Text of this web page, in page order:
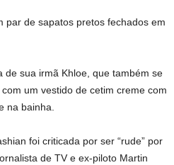
par de sapatos pretos fechados em
de sua irmã Khloe, que também se
um vestido de cetim creme com
na bainha.
foi criticada por ser “rude” por
de TV e ex-piloto Martin